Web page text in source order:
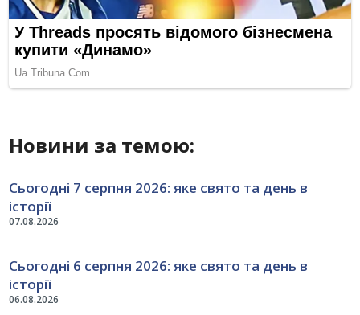
Новини за темою:
07.08.2026
Сьогодні 7 серпня 2026: яке свято та день в
історії
06.08.2026
Сьогодні 6 серпня 2026: яке свято та день в
історії